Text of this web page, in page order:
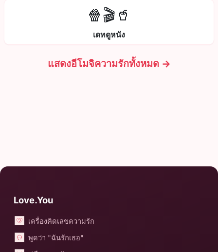
🍿🎬🥤
เดทดูหนัง
แสดงอีโมจิความรักทั้งหมด →
Love.You
เครื่องคิดเลขความรัก
พูดว่า "ฉันรักเธอ"